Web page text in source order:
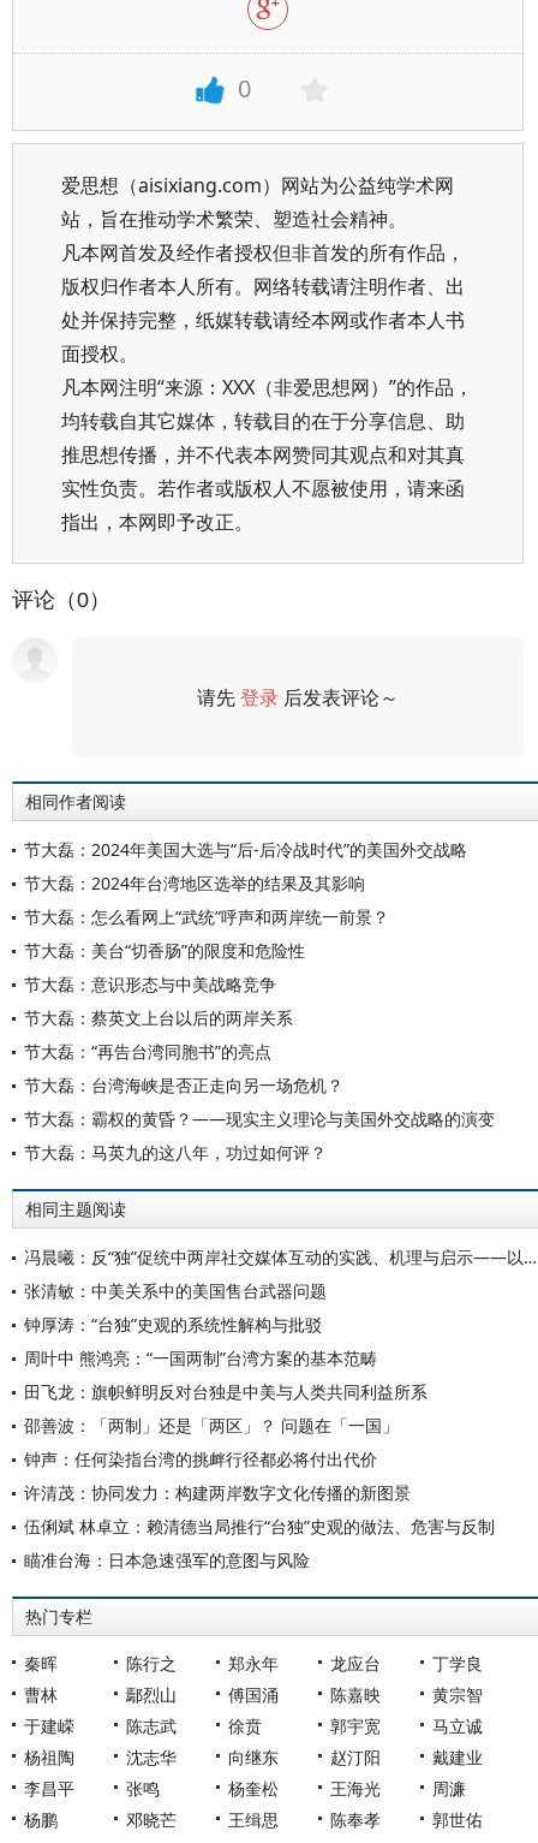
0
爱思想（aisixiang.com）网站为公益纯学术网
站，旨在推动学术繁荣、塑造社会精神。
凡本网首发及经作者授权但非首发的所有作品，
版权归作者本人所有。网络转载请注明作者、出
处并保持完整，纸媒转载请经本网或作者本人书
面授权。
凡本网注明“来源：XXX（非爱思想网）”的作品，
均转载自其它媒体，转载目的在于分享信息、助
推思想传播，并不代表本网赞同其观点和对其真
实性负责。若作者或版权人不愿被使用，请来函
指出，本网即予改正。
评论（0）
请先登录 后发表评论～
相同作者阅读
节大磊：2024年美国大选与“后-后冷战时代”的美国外交战略
节大磊：2024年台湾地区选举的结果及其影响
节大磊：怎么看网上“武统”呼声和两岸统一前景？
节大磊：美台“切香肠”的限度和危险性
节大磊：意识形态与中美战略竞争
节大磊：蔡英文上台以后的两岸关系
节大磊：“再告台湾同胞书”的亮点
节大磊：台湾海峡是否正走向另一场危机？
节大磊：霸权的黄昏？——现实主义理论与美国外交战略的演变
节大磊：马英九的这八年，功过如何评？
相同主题阅读
冯晨曦：反“独”促统中两岸社交媒体互动的实践、机理与启示——以网红“馆长”、《没出息》及小红书为例
张清敏：中美关系中的美国售台武器问题
钟厚涛：“台独”史观的系统性解构与批驳
周叶中 熊鸿亮：“一国两制”台湾方案的基本范畴
田飞龙：旗帜鲜明反对台独是中美与人类共同利益所系
邵善波：「两制」还是「两区」？ 问题在「一国」
钟声：任何染指台湾的挑衅行径都必将付出代价
许清茂：协同发力：构建两岸数字文化传播的新图景
伍俐斌 林卓立：赖清德当局推行“台独”史观的做法、危害与反制
瞄准台海：日本急速强军的意图与风险
热门专栏
秦晖 陈行之 郑永年 龙应台
丁学良
曹林
鄢烈山 傅国涌 陈嘉映
黄宗智
于建嵘
陈志武 徐贲 郭宇宽
马立诚
杨祖陶
沈志华 向继东 赵汀阳
戴建业
李昌平
张鸣 杨奎松 王海光
周濂
杨鹏
邓晓芒 王缉思 陈奉孝
郭世佑